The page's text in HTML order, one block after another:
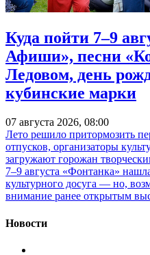
Куда пойти 7–9
Афиши», песни
Ледовом, день
кубинские марки
07 августа 2026, 08:00
Лето решило притормозить
отпусков, организаторы
загружают горожан
7–9 августа «Фонтанка»
культурного досуга — но,
внимание ранее открытым
Новости